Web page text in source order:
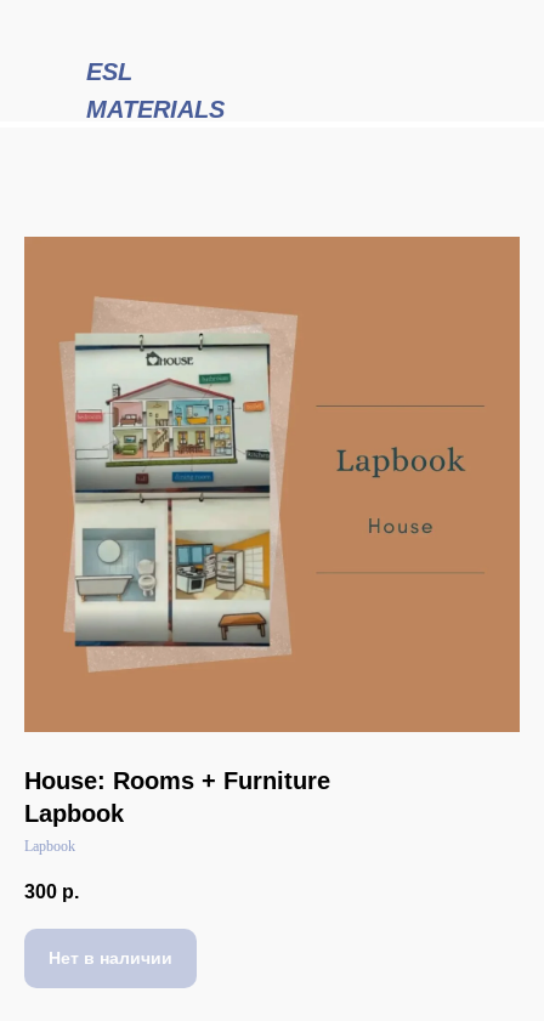
ESL
MATERIALS
House: Rooms + Furniture
Lapbook
Lapbook
300 р.
Нет в наличии